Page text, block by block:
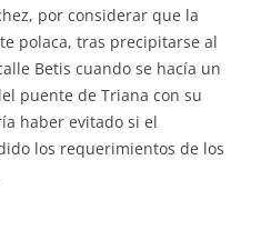
por considerar que la
polaca, tras precipitarse al
Betis cuando se hacía un
puente de Triana con su
haber evitado si el
los requerimientos de los